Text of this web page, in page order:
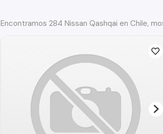
Encontramos 284 Nissan Qashqai en Chile,